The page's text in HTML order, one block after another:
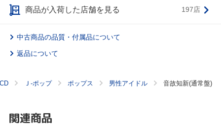
商品が入荷した店舗を見る 197店
中古商品の品質・付属品について
返品について
CD Ｊ‐ポップ ポップス 男性アイドル 音故知新(通常盤)
関連商品